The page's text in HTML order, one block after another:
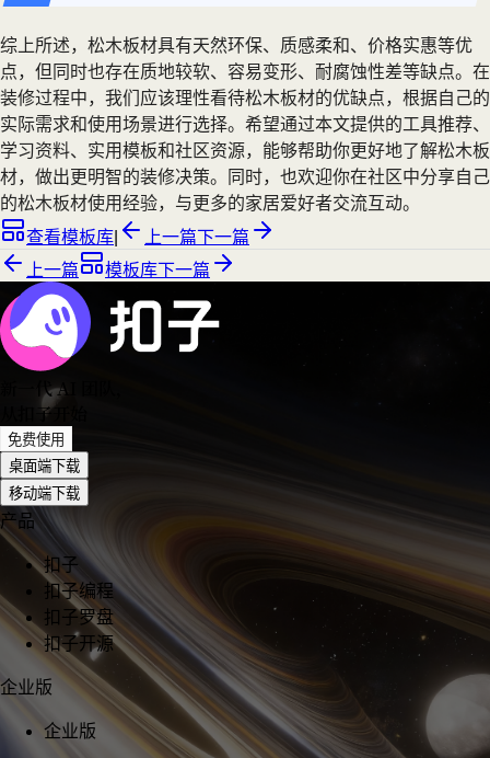
综上所述，松木板材具有天然环保、质感柔和、价格实惠等优
点，但同时也存在质地较软、容易变形、耐腐蚀性差等缺点。在
装修过程中，我们应该理性看待松木板材的优缺点，根据自己的
实际需求和使用场景进行选择。希望通过本文提供的工具推荐、
学习资料、实用模板和社区资源，能够帮助你更好地了解松木板
材，做出更明智的装修决策。同时，也欢迎你在社区中分享自己
的松木板材使用经验，与更多的家居爱好者交流互动。
查看模板库
上一篇下一篇
上一篇
模板库下一篇
新一代 AI 团队
从扣子开始
免费使用
桌面端下载
移动端下载
产品
扣子
扣子编程
扣子罗盘
扣子开源
企业版
企业版